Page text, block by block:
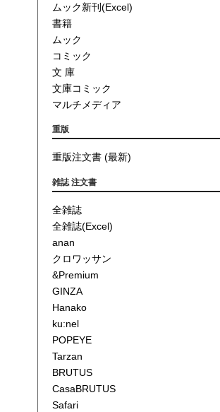
ムック新刊(Excel)
書籍
ムック
コミック
文 庫
文庫コミック
マルチメディア
重版
重版注文書 (最新)
雑誌 注文書
全雑誌
全雑誌(Excel)
anan
クロワッサン
&Premium
GINZA
Hanako
ku:nel
POPEYE
Tarzan
BRUTUS
CasaBRUTUS
Safari